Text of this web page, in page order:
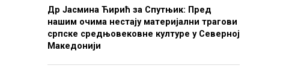
Др Јасмина Ћирић за Спутњик: Пред
нашим очима нестају материјални трагови
српске средњовековне културе у Северној
Македонији